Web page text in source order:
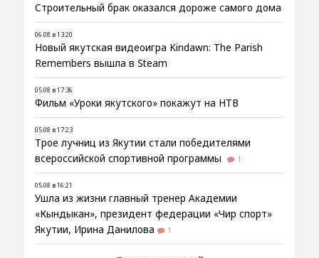
Строительный брак оказался дороже самого дома
06.08 в 13:20
Новый якутская видеоигра Kindawn: The Parish
Remembers вышла в Steam
05.08 в 17:36
Фильм «Уроки якутского» покажут на НТВ
05.08 в 17:23
Трое лучниц из Якутии стали победителями
всероссийской спортивной программы
1
05.08 в 16:21
Ушла из жизни главный тренер Академии
«Кындыкан», президент федерации «Чир спорт»
Якутии, Ирина Данилова
1